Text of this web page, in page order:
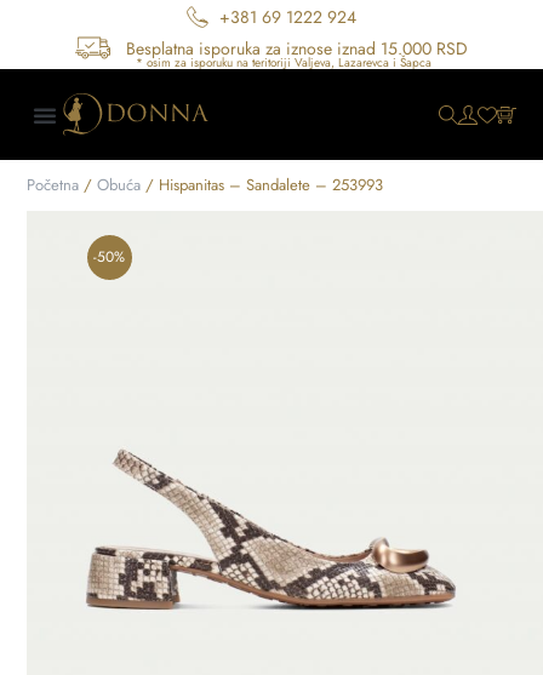
+381 69 1222 924
Besplatna isporuka za iznose iznad 15.000 RSD
Početna /Obuća / Hispanitas – Sandalete – 253993
-50%